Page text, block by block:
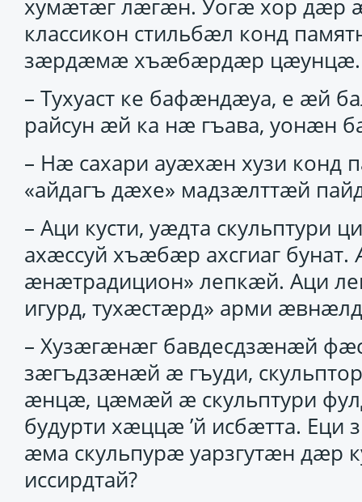
хумӕтӕг лӕгӕн. Уогӕ хор дӕр
классикон стильбӕл конд
зӕрдӕмӕ хъӕбӕрдӕр цӕунцӕ.
– Тухуаст ке бафӕндӕуа, е
райсун ӕй ка нӕ гъава, уонӕн
– Нӕ сахари ауӕхӕн хузи конд
«айдагъ дӕхе» мадзӕлттӕй
– Аци кусти, уӕдта скульптури
ахӕссуй хъӕбӕр ахсгиаг
ӕнӕтрадицион» лепкӕй. Аци
игурд, тухӕстӕрд» арми
– Хузӕгӕнӕг бавдесдзӕнӕй
зӕгъдзӕнӕй ӕ гъуди,
ӕнцӕ, цӕмӕй ӕ скульптури
будурти хӕццӕ ’й исбӕтта.
ӕма скульпурӕ уарзгутӕн дӕр
иссирдтай?